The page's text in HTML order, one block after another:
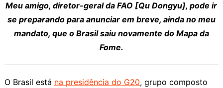
Meu amigo, diretor-geral da FAO [Qu Dongyu], pode ir
se preparando para anunciar em breve, ainda no meu
mandato, que o Brasil saiu novamente do Mapa da
Fome.
O Brasil está na presidência do G20, grupo composto